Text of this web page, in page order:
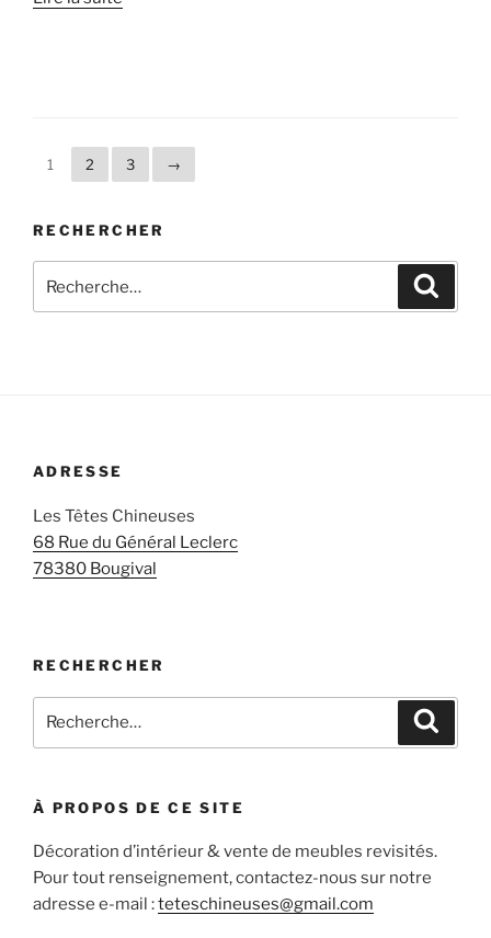
1 2 3 →
RECHERCHER
pour
ADRESSE
Les Têtes Chineuses
68 Rue du Général Leclerc
78380 Bougival
RECHERCHER
pour
À PROPOS DE CE SITE
Décoration d’intérieur & vente de meubles revisités.
Pour tout renseignement, contactez-nous sur notre
adresse e-mail :teteschineuses@gmail.com